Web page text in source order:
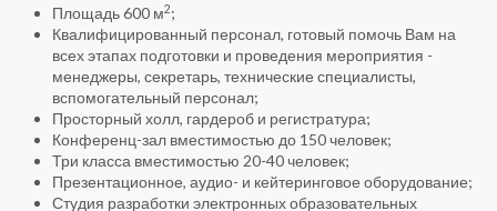
Площадь 600 м2;
Квалифицированный персонал, готовый помочь Вам на
всех этапах подготовки и проведения мероприятия -
менеджеры, секретарь, технические специалисты,
вспомогательный персонал;
Просторный холл, гардероб и регистратура;
Конференц-зал вместимостью до 150 человек;
Три класса вместимостью 20-40 человек;
Презентационное, аудио- и кейтеринговое оборудование;
Студия разработки электронных образовательных